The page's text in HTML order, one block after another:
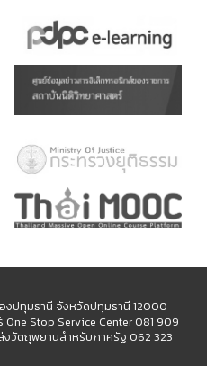
องปทุมธานี จังหวัดปทุมธานี 12000
Stop Service Center 081 909
งวัตถุพยานสำหรับภาครัฐ 062 323